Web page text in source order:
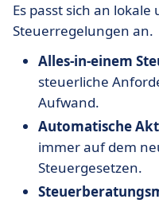
Es passt sich an
Steuerregelungen an.
Alles-in-einem
steuerliche
Aufwand.
Automatische
immer auf dem
Steuergesetzen.